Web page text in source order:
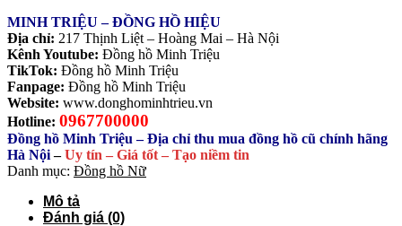
MINH TRIỆU – ĐỒNG HỒ HIỆU
Địa chỉ: 217 Thịnh Liệt – Hoàng Mai – Hà Nội
Kênh Youtube: Đồng hồ Minh Triệu
TikTok: Đồng hồ Minh Triệu
Fanpage: Đồng hồ Minh Triệu
Website: www.donghominhtrieu.vn
Hotline: 0967700000
Đồng hồ Minh Triệu – Địa chỉ thu mua đồng hồ cũ chính hãng
Hà Nội–Uy tín – Giá tốt – Tạo niềm tin
Danh mục: Đồng hồ Nữ
Mô tả
Đánh giá (0)